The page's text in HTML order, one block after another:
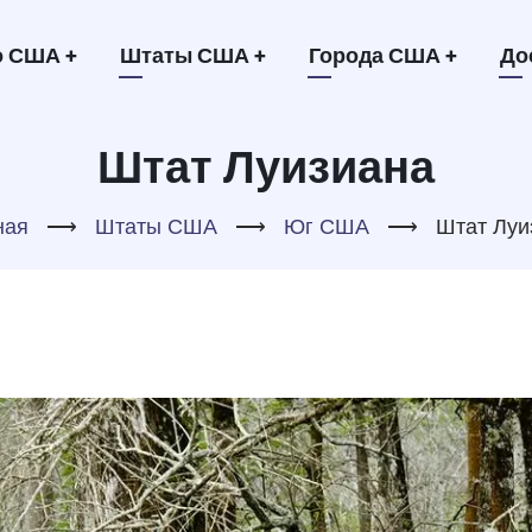
США + Штаты США + Города США +
Штат Луизиана
⟶ Штаты США ⟶ Юг США ⟶ Штат